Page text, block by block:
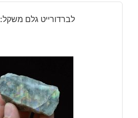
לברדורייט גלם משקל: 85 גרם